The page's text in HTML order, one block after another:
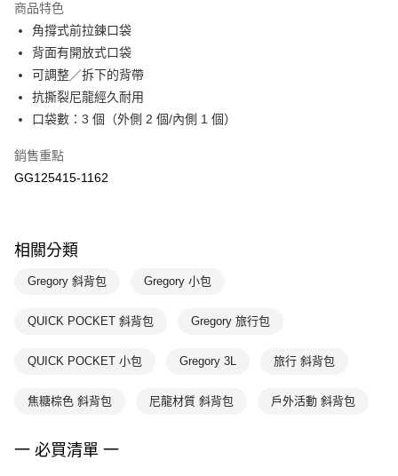
7-11取貨(快速到店)
每筆NT$100，滿NT$1,500(含以上)免運費
宅配-本島
每筆NT$100，滿NT$1,500(含以上)免運費
商品特色
角撐式前拉鍊口袋
背面有開放式口袋
可調整／拆下的背帶
抗撕裂尼龍經久耐用
口袋數：3 個（外側 2 個/內側 1 個）
銷售重點
GG125415-1162
相關分類
Gregory 斜背包 Gregory 小包
QUICK POCKET 斜背包 Gregory 旅行包
QUICK POCKET 小包 Gregory 3L 旅行 斜背包
焦糖棕色 斜背包 尼龍材質 斜背包 戶外活動 斜背包
一 必買清單 一